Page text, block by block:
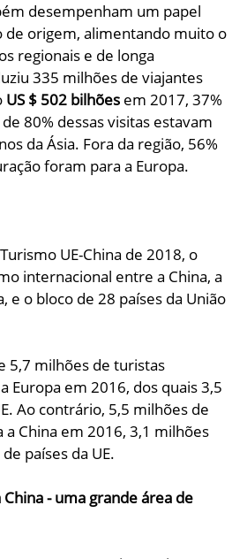
desempenham um papel
origem, alimentando muito o
regionais e de longa
335 milhões de viajantes
US $ 502 bilhões em 2017, 37%
80% dessas visitas estavam
da Ásia. Fora da região, 56%
foram para a Europa.
UE-China de 2018, o
internacional entre a China, a
e o bloco de 28 países da União
5,7 milhões de turistas
Europa em 2016, dos quais 3,5
Ao contrário, 5,5 milhões de
China em 2016, 3,1 milhões
países da UE.
- uma grande área de